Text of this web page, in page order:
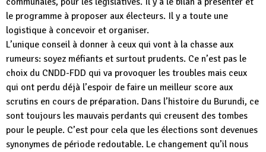
le programme à proposer aux électeurs. Il y a toute une
logistique à concevoir et organiser.
L’unique conseil à donner à ceux qui vont à la chasse aux
rumeurs: soyez méfiants et surtout prudents. Ce n’est pas le
choix du CNDD-FDD qui va provoquer les troubles mais ceux
qui ont perdu déjà l’espoir de faire un meilleur score aux
scrutins en cours de préparation. Dans l’histoire du Burundi, ce
sont toujours les mauvais perdants qui creusent des tombes
pour le peuple. C’est pour cela que les élections sont devenues
synonymes de période redoutable. Le changement qu’il nous